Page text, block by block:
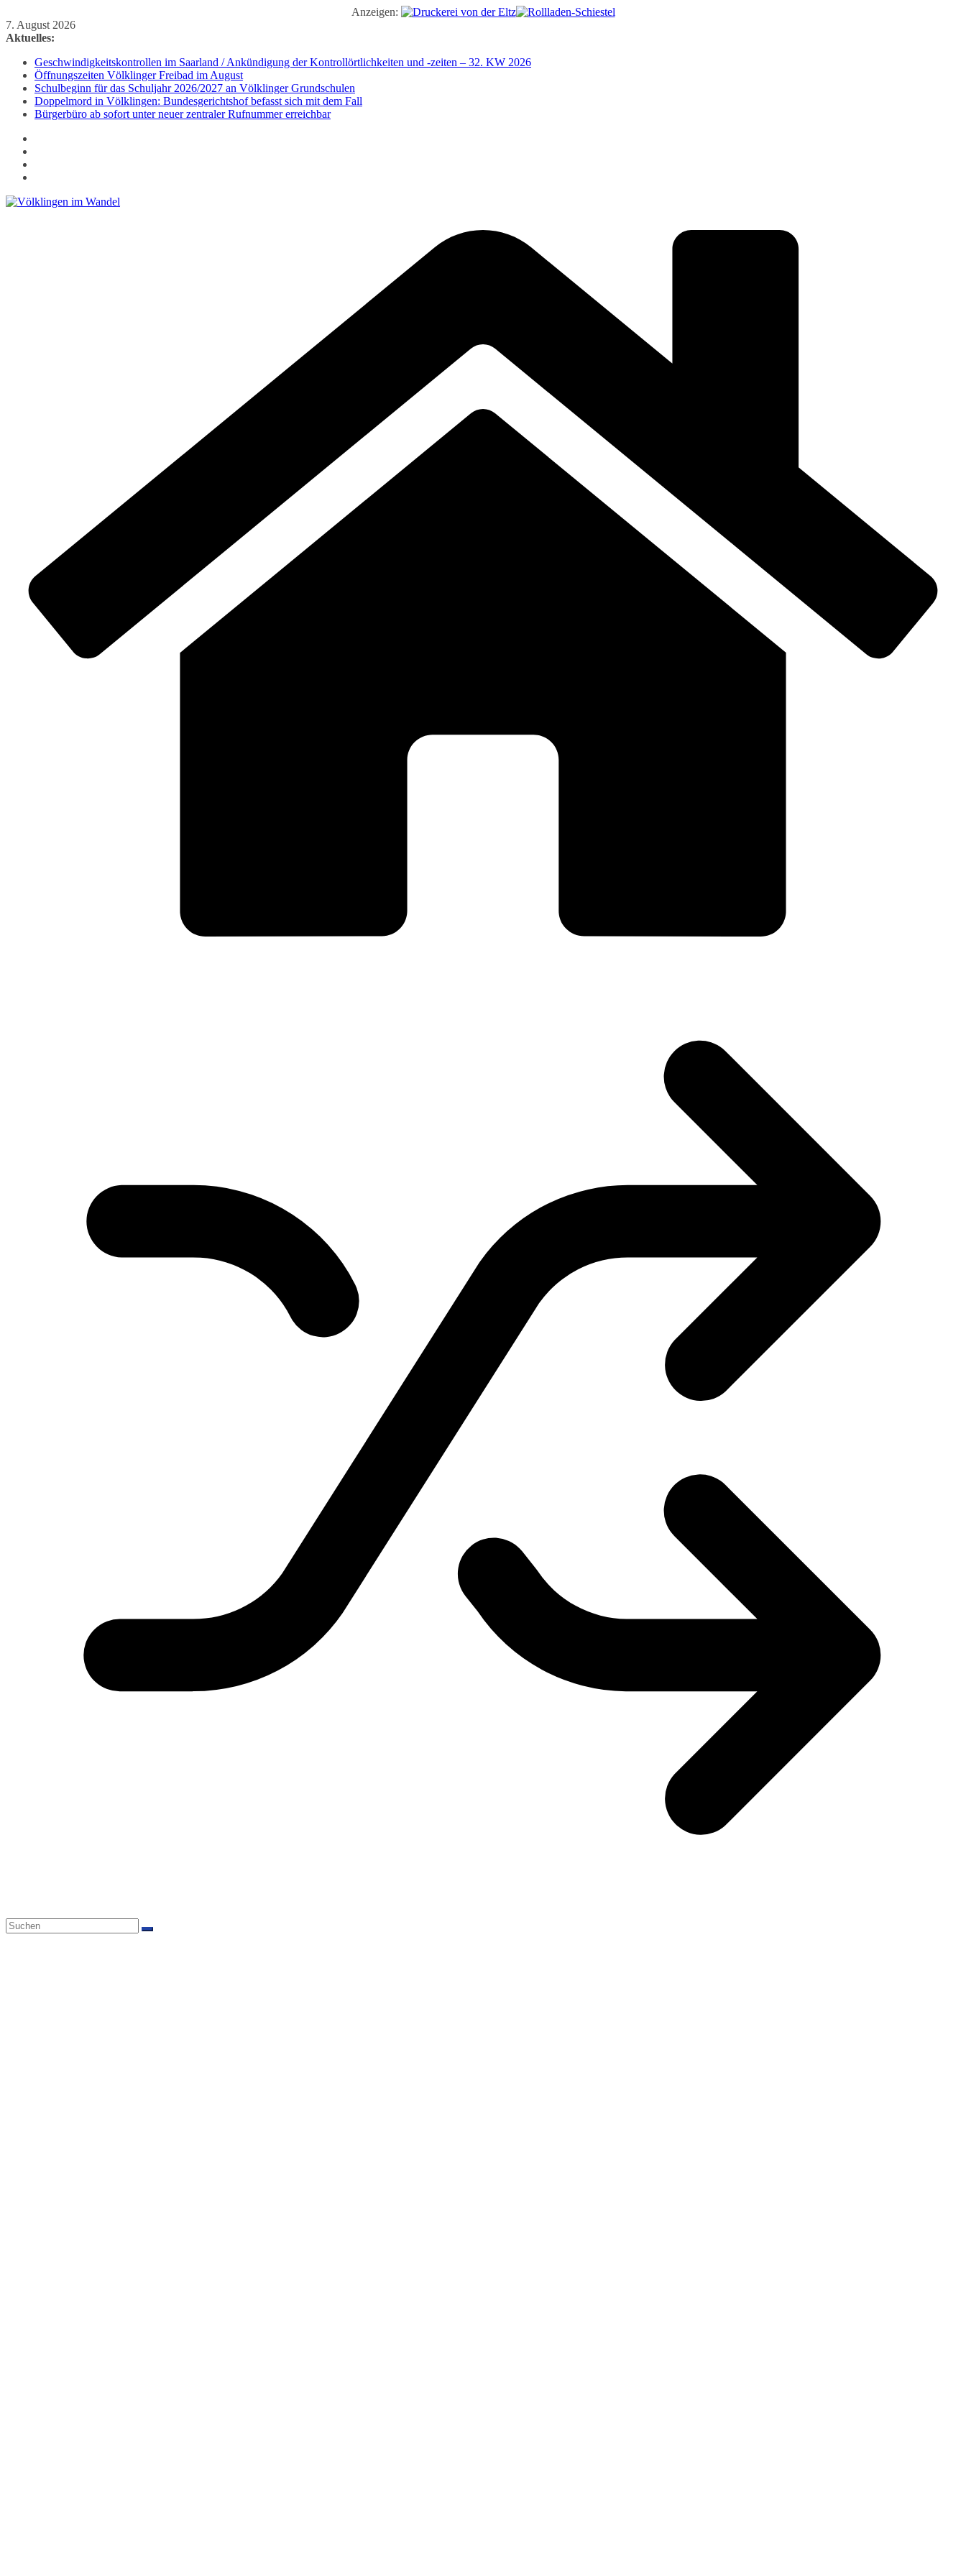
Anzeigen:
Zum
Inhalt
7. August 2026
Aktuelles:
Geschwindigkeitskontrollen im Saarland / Ankündigung der Kontrollörtlichkeiten und -zeiten – 32. KW 2026
Öffnungszeiten Völklinger Freibad im August
Schulbeginn für das Schuljahr 2026/2027 an Völklinger Grundschulen
Doppelmord in Völklingen: Bundesgerichtshof befasst sich mit dem Fall
Bürgerbüro ab sofort unter neuer zentraler Rufnummer erreichbar